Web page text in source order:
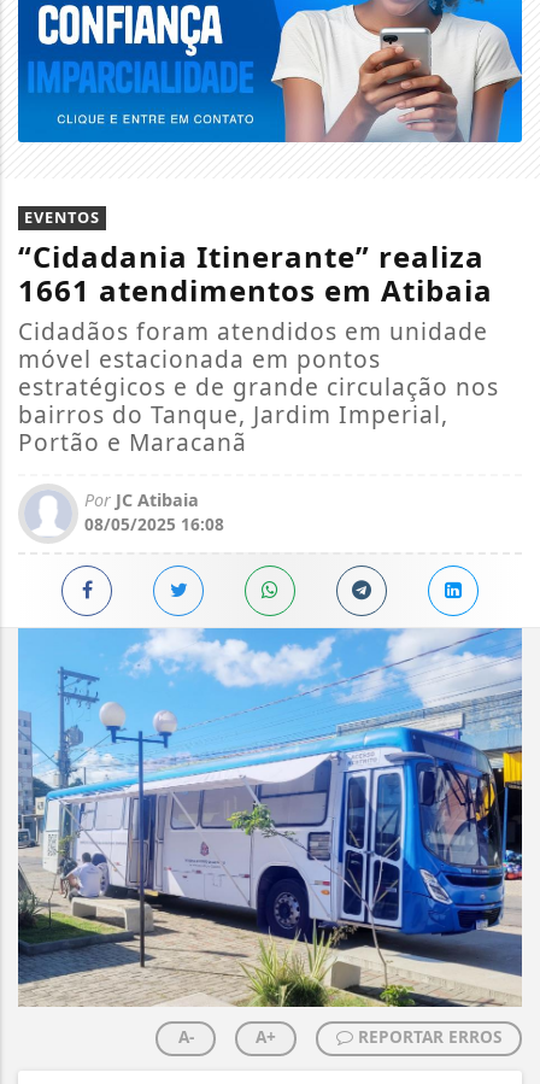
EVENTOS
“Cidadania Itinerante” realiza
1661 atendimentos em Atibaia
Cidadãos foram atendidos em unidade
móvel estacionada em pontos
estratégicos e de grande circulação nos
bairros do Tanque, Jardim Imperial,
Portão e Maracanã
Por JC Atibaia
08/05/2025 16:08
A- A+ REPORTAR ERROS